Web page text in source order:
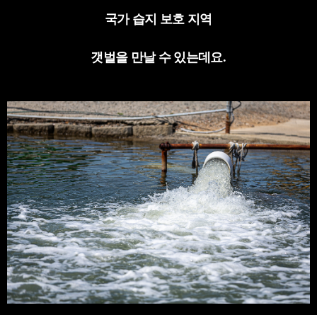
국가 습지 보호 지역
갯벌을 만날 수 있는데요.